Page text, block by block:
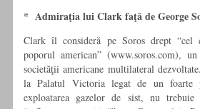
* Admiraţia lui Clark faţă de George
Clark îl consideră pe Soros drept “cel
poporul american” (www.soros.com),
societăţii americane multilateral
la Palatul Victoria legat de un foarte
exploatarea gazelor de sist, nu